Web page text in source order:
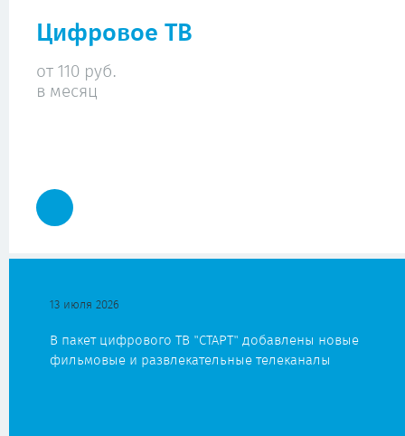
13 июля 2026
В пакет цифрового ТВ "СТАРТ" добавлены новые
фильмовые и развлекательные телеканалы
Цифровое ТВ
от 110 руб.
в месяц